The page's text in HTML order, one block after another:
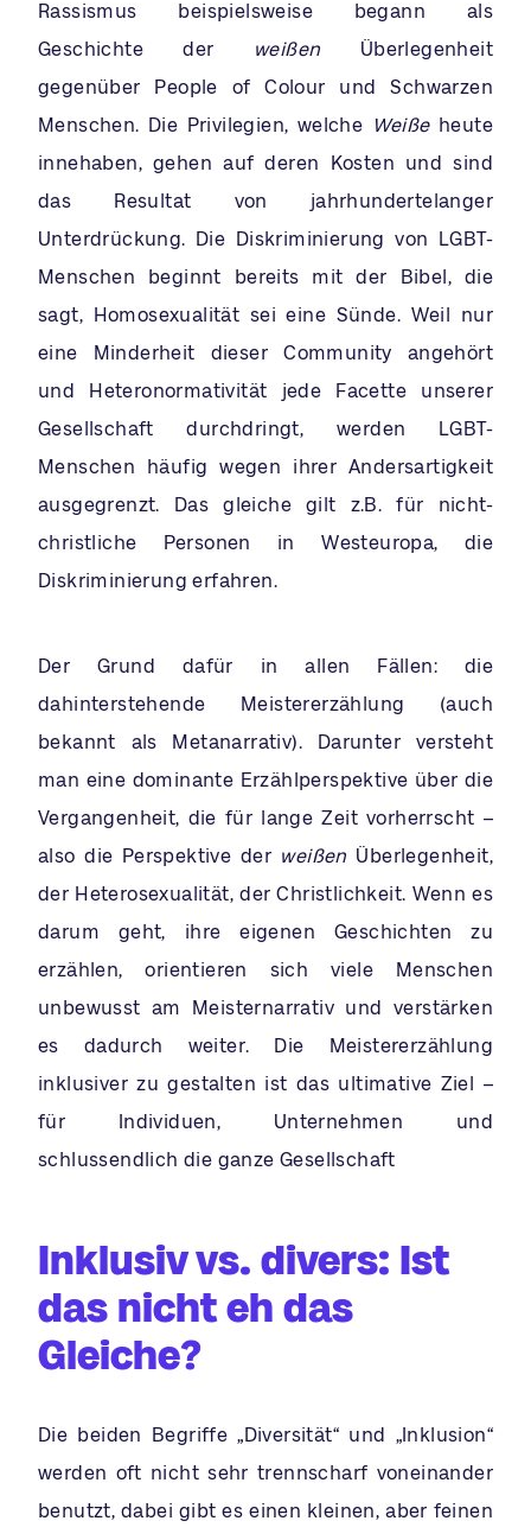
Rassismus beispielsweise begann als
Geschichte der
weißen Überlegenheit
gegenüber People of Colour und Schwarzen
Menschen. Die Privilegien, welche
Weißeheute
innehaben, gehen auf deren Kosten und sind
das Resultat von jahrhundertelanger
Unterdrückung. Die Diskriminierung von LGBT-
Menschen beginnt bereits mit der Bibel, die
sagt, Homosexualität sei eine Sünde. Weil nur
eine Minderheit dieser Community angehört
und Heteronormativität jede Facette unserer
Gesellschaft durchdringt, werden LGBT-
Menschen häufig wegen ihrer Andersartigkeit
ausgegrenzt. Das gleiche gilt z.B. für nicht-
christliche Personen in Westeuropa, die
Diskriminierung erfahren.
Der Grund dafür in allen Fällen: die
dahinterstehende Meistererzählung (auch
bekannt als Metanarrativ). Darunter versteht
man eine dominante Erzählperspektive über die
Vergangenheit, die für lange Zeit vorherrscht –
also die Perspektive der weißen Überlegenheit,
der Heterosexualität, der Christlichkeit. Wenn es
darum geht, ihre eigenen Geschichten zu
erzählen, orientieren sich viele Menschen
unbewusst am Meisternarrativ und verstärken
es dadurch weiter. Die Meistererzählung
inklusiver zu gestalten ist das ultimative Ziel –
für Individuen, Unternehmen und
schlussendlich die ganze Gesellschaft
Inklusiv vs. divers: Ist
das nicht eh das
Gleiche?
Die beiden Begriffe „Diversität“ und „Inklusion“
werden oft nicht sehr trennscharf voneinander
benutzt, dabei gibt es einen kleinen, aber feinen